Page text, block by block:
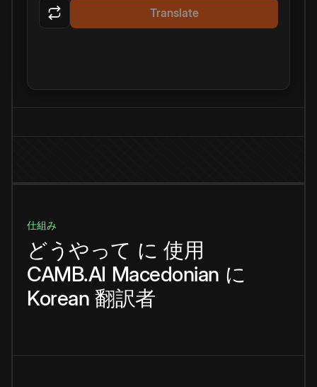
Translate
仕組み
どうやって に 使用
CAMB.AI Macedonian に
Korean 翻訳者